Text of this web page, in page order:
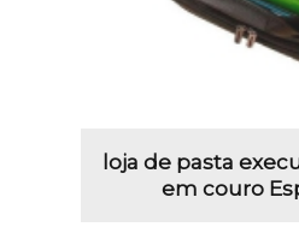
loja de pasta
em couro